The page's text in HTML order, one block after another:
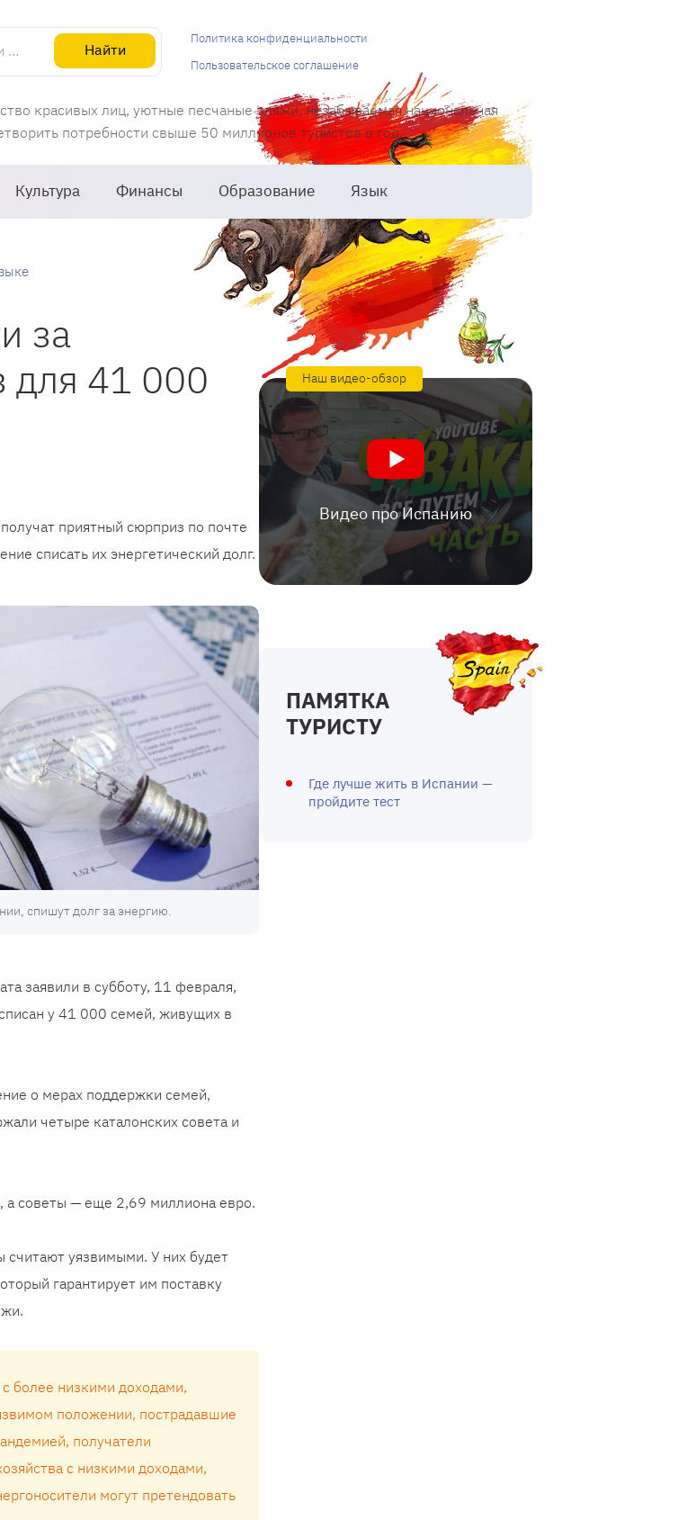
Найти
красивых лиц, уютные песчаные пляжи, незабываемая национальная
потребности свыше 50 миллионов туристов в год.
Культура Финансы Образование Язык
Политика конфиденциальности
Пользовательское соглашение
за
для 41 000
приятный сюрприз по почте
списать их энергетический долг.
спишут долг за энергию.
заявили в субботу, 11 февраля,
у 41 000 семей, живущих в
о мерах поддержки семей,
четыре каталонских совета и
а советы — еще 2,69 миллиона евро.
считают уязвимыми. У них будет
гарантирует им поставку
более низкими доходами,
положении, пострадавшие
получатели
с низкими доходами,
могут претендовать
Наш видео-обзор
Видео про Испанию
ПАМЯТКА
ТУРИСТУ
Где лучше жить в Испании —
пройдите тест